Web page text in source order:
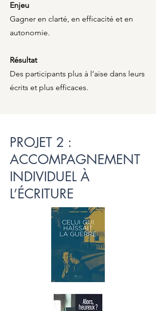
Enjeu
Gagner en clarté, en efficacité et en
autonomie.
Résultat
Des participants plus à l’aise dans leurs
écrits et plus efficaces.
PROJET 2 :
ACCOMPAGNEMENT
INDIVIDUEL À
L’ÉCRITURE